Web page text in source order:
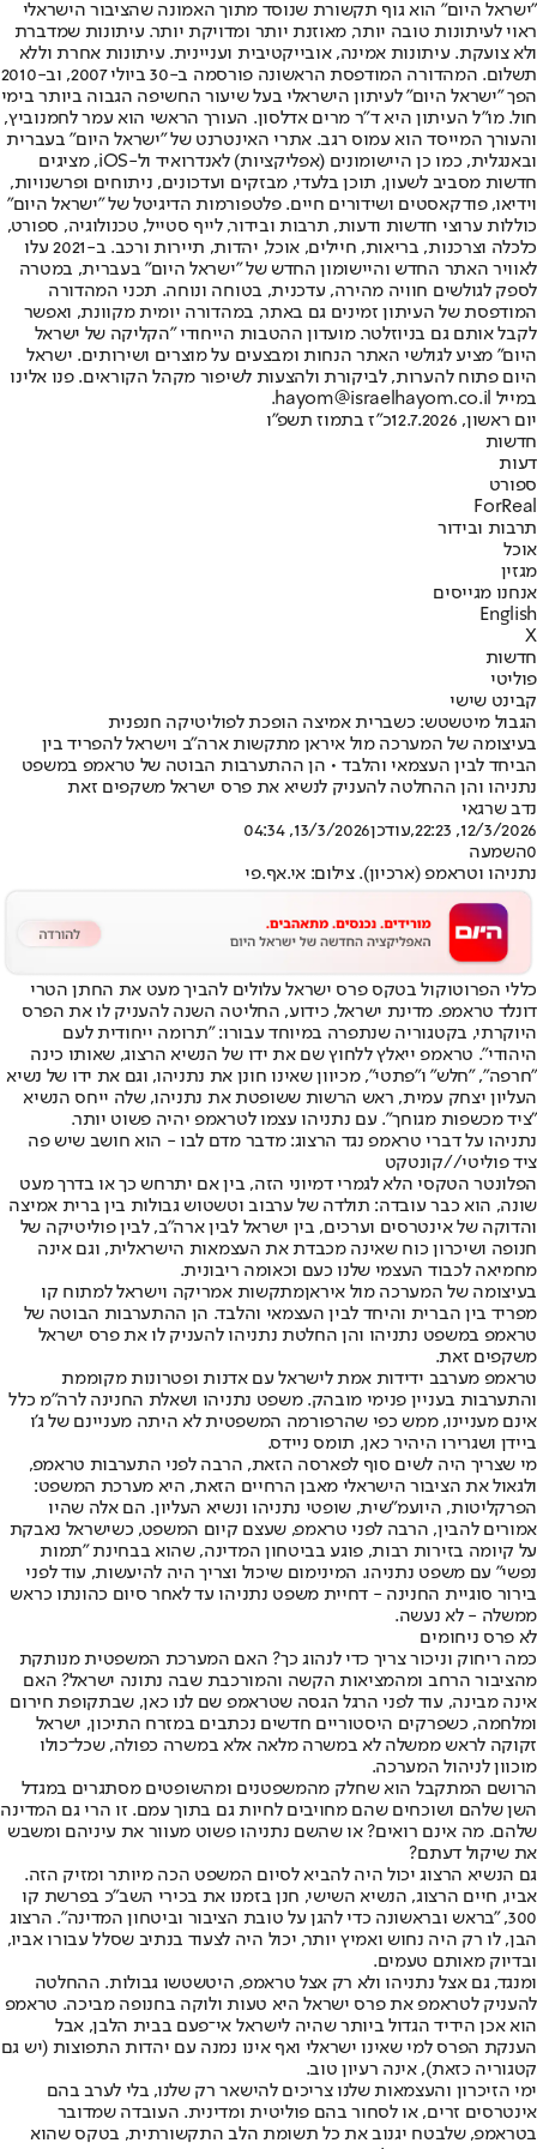
"ישראל היום" הוא גוף תקשורת שנוסד מתוך האמונה שהציבור הישראלי
ראוי לעיתונות טובה יותר, מאוזנת יותר ומדויקת יותר. עיתונות שמדברת
ולא צועקת. עיתונות אמינה, אובייקטיבית ועניינית. עיתונות אחרת וללא
תשלום. המהדורה המודפסת הראשונה פורסמה ב-30 ביולי 2007, וב-2010
הפך "ישראל היום" לעיתון הישראלי בעל שיעור החשיפה הגבוה ביותר בימי
חול. מו"ל העיתון היא ד"ר מרים אדלסון. העורך הראשי הוא עמר לחמנוביץ,
והעורך המייסד הוא עמוס רגב. אתרי האינטרנט של "ישראל היום" בעברית
ובאנגלית, כמו כן היישומונים (אפליקציות) לאנדרואיד ול-iOS, מציגים
חדשות מסביב לשעון, תוכן בלעדי, מבזקים ועדכונים, ניתוחים ופרשנויות,
וידיאו, פודקאסטים ושידורים חיים. פלטפורמות הדיגיטל של "ישראל היום"
כוללות ערוצי חדשות ודעות, תרבות ובידור, לייף סטייל, טכנולוגיה, ספורט,
כלכלה וצרכנות, בריאות, חיילים, אוכל, יהדות, תיירות ורכב. ב-2021 עלו
לאוויר האתר החדש והיישומון החדש של "ישראל היום" בעברית, במטרה
לספק לגולשים חוויה מהירה, עדכנית, בטוחה ונוחה. תכני המהדורה
המודפסת של העיתון זמינים גם באתר, במהדורה יומית מקוונת, ואפשר
לקבל אותם גם בניוזלטר. מועדון ההטבות הייחודי "הקליקה של ישראל
היום" מציע לגולשי האתר הנחות ומבצעים על מוצרים ושירותים. ישראל
היום פתוח להערות, לביקורת ולהצעות לשיפור מקהל הקוראים. פנו אלינו
במייל hayom@israelhayom.co.il.
יום ראשון, 12.7.2026
כ"ז בתמוז תשפ"ו
חדשות
דעות
ספורט
ForReal
תרבות ובידור
אוכל
מגזין
אנחנו מגייסים
English
X
חדשות
פוליטי
קבינט שישי
הגבול מיטשטש: כשברית אמיצה הופכת לפוליטיקה חנפנית
בעיצומה של המערכה מול איראן מתקשות ארה"ב וישראל להפריד בין
הביחד לבין העצמאי והלבד • הן ההתערבות הבוטה של טראמפ במשפט
נתניהו והן ההחלטה להעניק לנשיא את פרס ישראל משקפים זאת
נדב שרגאי
12/3/2026, 22:23
,עודכן13/3/2026, 04:34
0השמעה
נתניהו וטראמפ (ארכיון). צילום: אי.אף.פי
כללי הפרוטוקול בטקס פרס ישראל עלולים להביך מעט את החתן הטרי
דונלד טראמפ. מדינת ישראל, כידוע, החליטה השנה להעניק לו את הפרס
היוקרתי, בקטגוריה שנתפרה במיוחד עבורו: "תרומה ייחודית לעם
היהודי". טראמפ ייאלץ ללחוץ שם את ידו של הנשיא הרצוג, שאותו כינה
"חרפה", "חלש" ו"פתטי", מכיוון שאינו חונן את נתניהו, וגם את ידו של נשיא
העליון יצחק עמית, ראש הרשות ששופטת את נתניהו, שלה ייחס הנשיא
"ציד מכשפות מגוחך". עם נתניהו עצמו לטראמפ יהיה פשוט יותר.
נתניהו על דברי טראמפ נגד הרצוג: מדבר מדם לבו - הוא חושב שיש פה
ציד פוליטי//קונטקט
הפלונטר הטקסי הלא לגמרי דמיוני הזה, בין אם יתרחש כך או בדרך מעט
שונה, הוא כבר עובדה: תולדה של ערבוב וטשטוש גבולות בין ברית אמיצה
והדוקה של אינטרסים וערכים, בין ישראל לבין ארה"ב, לבין פוליטיקה של
חנופה ושיכרון כוח שאינה מכבדת את העצמאות הישראלית, וגם אינה
מחמיאה לכבוד העצמי שלנו כעם וכאומה ריבונית.
בעיצומה של המערכה מול איראןמתקשות אמריקה וישראל למתוח קו
מפריד בין הברית והיחד לבין העצמאי והלבד. הן ההתערבות הבוטה של
טראמפ במשפט נתניהו והן החלטת נתניהו להעניק לו את פרס ישראל
משקפים זאת.
טראמפ מערבב ידידות אמת לישראל עם אדנות ופטרונות מקוממת
והתערבות בעניין פנימי מובהק. משפט נתניהו ושאלת החנינה לרה"מ כלל
אינם מעניינו, ממש כפי שהרפורמה המשפטית לא היתה מעניינם של ג'ו
ביידן ושגרירו היהיר כאן, תומס ניידס.
מי שצריך היה לשים סוף לפארסה הזאת, הרבה לפני התערבות טראמפ,
ולגאול את הציבור הישראלי מאבן הרחיים הזאת, היא מערכת המשפט:
הפרקליטות, היועמ"שית, שופטי נתניהו ונשיא העליון. הם אלה שהיו
אמורים להבין, הרבה לפני טראמפ, שעצם קיום המשפט, כשישראל נאבקת
על קיומה בזירות רבות, פוגע בביטחון המדינה, שהוא בבחינת "תמות
נפשי" עם משפט נתניהו. המינימום שיכול וצריך היה להיעשות, עוד לפני
בירור סוגיית החנינה - דחיית משפט נתניהו עד לאחר סיום כהונתו כראש
ממשלה - לא נעשה.
לא פרס ניחומים
כמה ריחוק וניכור צריך כדי לנהוג כך? האם המערכת המשפטית מנותקת
מהציבור הרחב ומהמציאות הקשה והמורכבת שבה נתונה ישראל? האם
אינה מבינה, עוד לפני הרגל הגסה שטראמפ שם לנו כאן, שבתקופת חירום
ומלחמה, כשפרקים היסטוריים חדשים נכתבים במזרח התיכון, ישראל
זקוקה לראש ממשלה לא במשרה מלאה אלא במשרה כפולה, שכל־כולו
מוכוון לניהול המערכה.
הרושם המתקבל הוא שחלק מהמשפטנים ומהשופטים מסתגרים במגדל
השן שלהם ושוכחים שהם מחויבים לחיות גם בתוך עמם. זו הרי גם המדינה
שלהם. מה אינם רואים? או שהשם נתניהו פשוט מעוור את עיניהם ומשבש
את שיקול דעתם?
גם הנשיא הרצוג יכול היה להביא לסיום המשפט הכה מיותר ומזיק הזה.
אביו, חיים הרצוג, הנשיא השישי, חנן בזמנו את בכירי השב"כ בפרשת קו
300, "בראש ובראשונה כדי להגן על טובת הציבור וביטחון המדינה". הרצוג
הבן, לו רק היה נחוש ואמיץ יותר, יכול היה לצעוד בנתיב שסלל עבורו אביו,
ובדיוק מאותם טעמים.
ומנגד, גם אצל נתניהו ולא רק אצל טראמפ, היטשטשו גבולות. ההחלטה
להעניק לטראמפ את פרס ישראל היא טעות ולוקה בחנופה מביכה. טראמפ
הוא אכן הידיד הגדול ביותר שהיה לישראל אי־פעם בבית הלבן, אבל
הענקת הפרס למי שאינו ישראלי ואף אינו נמנה עם יהדות התפוצות (יש גם
קטגוריה כזאת), אינה רעיון טוב.
ימי הזיכרון והעצמאות שלנו צריכים להישאר רק שלנו, בלי לערב בהם
אינטרסים זרים, או לסחור בהם פוליטית ומדינית. העובדה שמדובר
בטראמפ, שלבטח יגנוב את כל תשומת הלב התקשורתית, בטקס שהוא